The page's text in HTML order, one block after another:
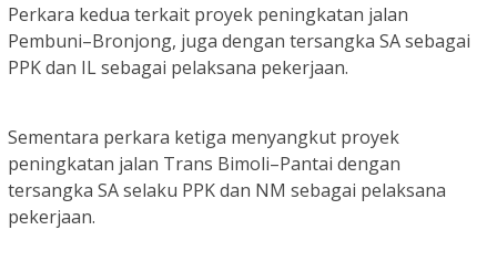
Perkara kedua terkait proyek peningkatan jalan
Pembuni–Bronjong, juga dengan tersangka SA sebagai
PPK dan IL sebagai pelaksana pekerjaan.
Sementara perkara ketiga menyangkut proyek
peningkatan jalan Trans Bimoli–Pantai dengan
tersangka SA selaku PPK dan NM sebagai pelaksana
pekerjaan.